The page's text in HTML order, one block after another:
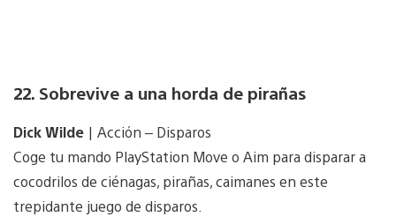
22. Sobrevive a una horda de pirañas
Dick Wilde | Acción – Disparos
Coge tu mando PlayStation Move o Aim para disparar a
cocodrilos de ciénagas, pirañas, caimanes en este
trepidante juego de disparos.